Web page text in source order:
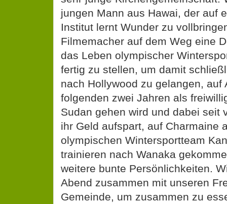
jungen Mann aus Hawai, der auf
Institut lernt Wunder zu
Filmemacher auf dem Weg eine
das Leben olympischer
fertig zu stellen, um damit
nach Hollywood zu gelangen, auf
folgenden zwei Jahren als
Sudan gehen wird und dabei seit
ihr Geld aufspart, auf Charmaine
olympischen Wintersportteam
trainieren nach Wanaka
weitere bunte Persönlichkeiten.
Abend zusammen mit unseren
Gemeinde, um zusammen zu